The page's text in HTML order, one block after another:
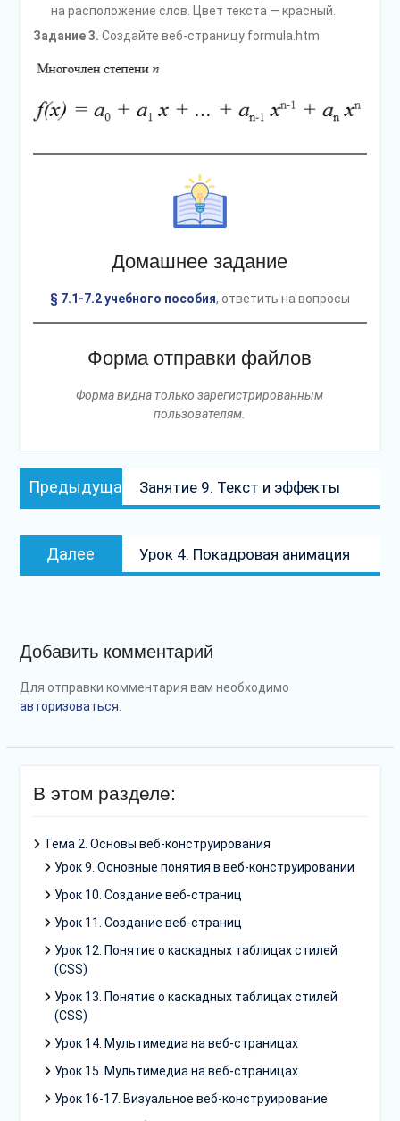
на расположение слов. Цвет текста — красный.
Задание 3. Создайте веб-страницу formula.htm
Домашнее задание
§ 7.1-7.2 учебного пособия, ответить на вопросы
Форма отправки файлов
Форма видна только зарегистрированным
пользователям.
Навигация
по
Предыдущая
запись:
Занятие 9. Текст и эффекты
Далее
запись:
Урок 4. Покадровая анимация
Добавить комментарий
Для отправки комментария вам необходимо
авторизоваться
В этом разделе:
Тема 2. Основы веб-конструирования
Урок 9. Основные понятия в веб-конструировании
Урок 10. Создание веб-страниц
Урок 11. Создание веб-страниц
Урок 12. Понятие о каскадных таблицах стилей
(CSS)
Урок 13. Понятие о каскадных таблицах стилей
(CSS)
Урок 14. Мультимедиа на веб-страницах
Урок 15. Мультимедиа на веб-страницах
Урок 16-17. Визуальное веб-конструирование